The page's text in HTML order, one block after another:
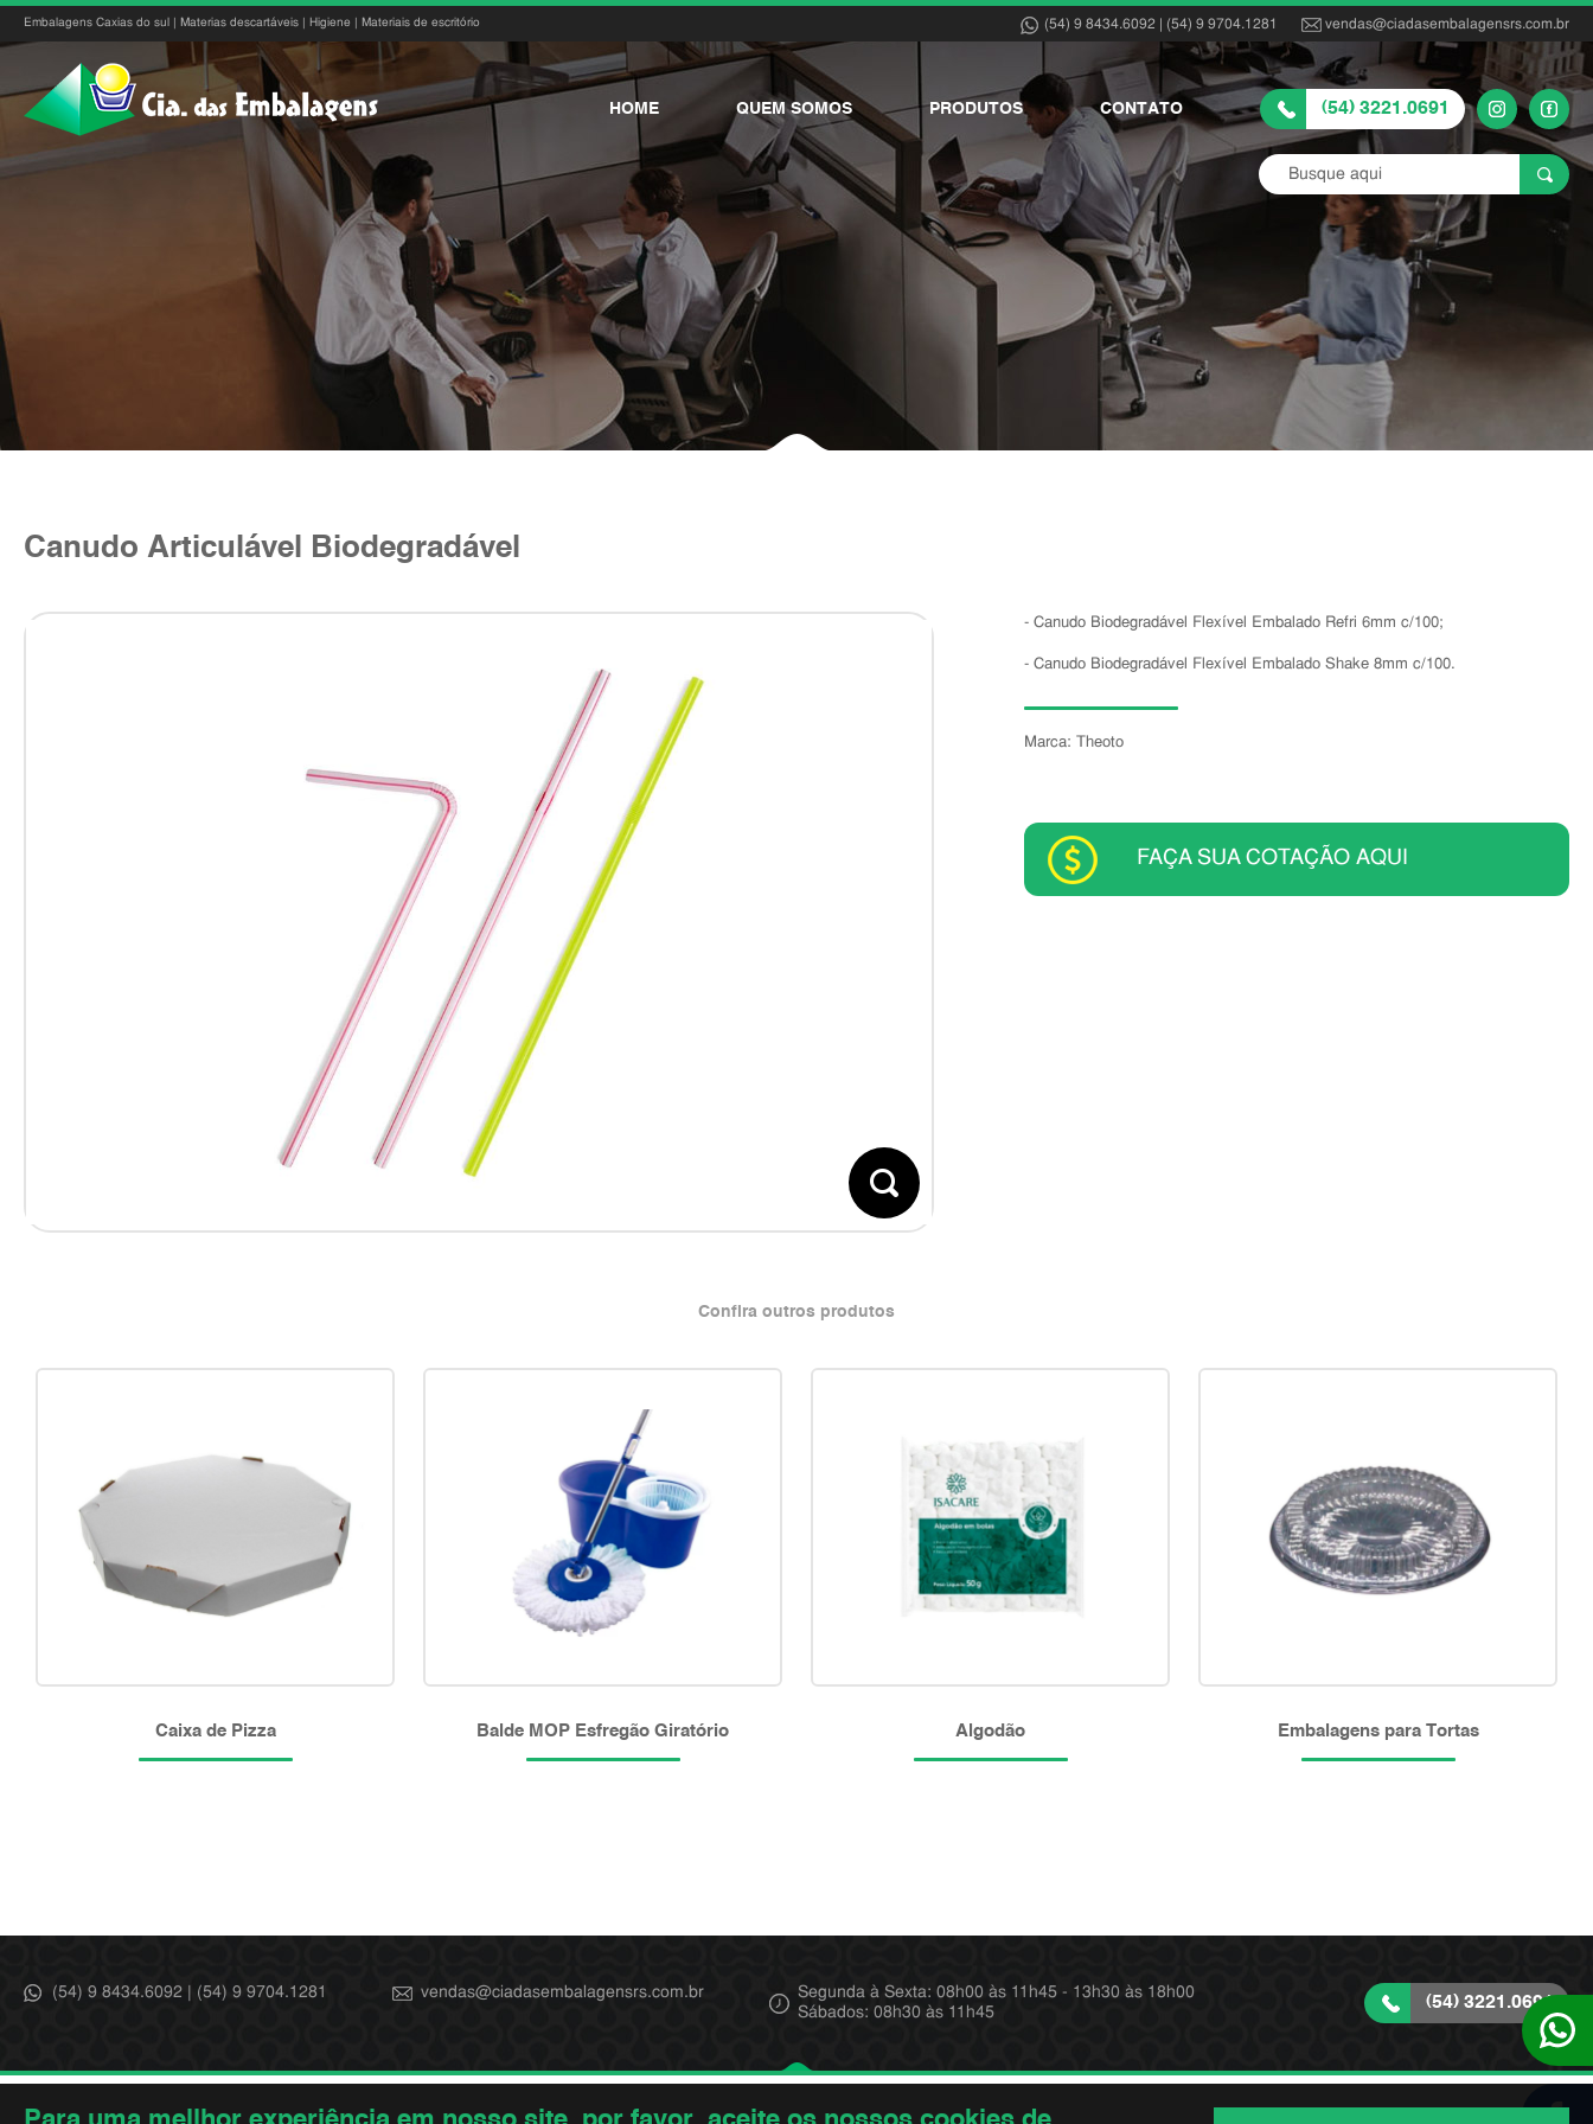
Embalagens Caxias do sul | Materias descartáveis | Higiene | Materiais de escritório (54) 9 8434.6092 | (54) 9 9704.1281 vendas@ciadasembalagensrs.com.br
HOME QUEM SOMOS PRODUTOS CONTATO (54) 3221.0691
Canudo Articulável Biodegradável
- Canudo Biodegradável Flexível Embalado Refri 6mm c/100;
- Canudo Biodegradável Flexível Embalado Shake 8mm c/100.
Marca: Theoto
FAÇA SUA COTAÇÃO AQUI
Confira outros produtos
Caixa de Pizza Balde MOP Esfregão Giratório Algodão Embalagens para Tortas
(54) 9 8434.6092 | (54) 9 9704.1281 vendas@ciadasembalagensrs.com.br
Segunda à Sexta: 08h00 às 11h45 - 13h30 às 18h00
Sábados: 08h30 às 11h45
(54) 3221.0691